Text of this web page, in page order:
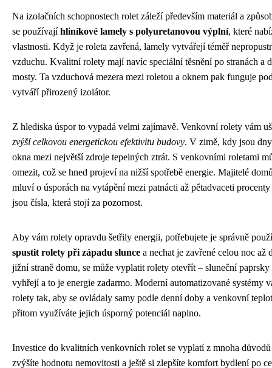
Na izolačních schopnostech rolet záleží především materiál a
se používajíhliníkové lamely s polyuretanovou výplní, které
vlastnosti. Když je roleta zavřená, lamely vytvářejí téměř
vzduchu. Kvalitní rolety mají navíc speciální těsnění po stranách a
mosty. Ta vzduchová mezera mezi roletou a oknem pak funguje
vytváří přirozený izolátor.
Z hlediska úspor to vypadá velmi zajímavě. Venkovní rolety vám
zvýší celkovou energetickou efektivitu budovy. V zimě, kdy jsou
okna mezi největší zdroje tepelných ztrát. S venkovními roletami
omezit, což se hned projeví na nižší spotřebě energie. Majitelé
mluví o úsporách na vytápění mezi patnácti až pětadvaceti
jsou čísla, která stojí za pozornost.
Aby vám rolety opravdu šetřily energii, potřebujete je správně
spustit rolety při západu slunce a nechat je zavřené celou noc až
jižní straně domu, se může vyplatit rolety otevřít – sluneční
vyhřejí a to je energie zadarmo. Moderní automatizované systémy
rolety tak, aby se ovládaly samy podle denní doby a venkovní
přitom využíváte jejich úsporný potenciál naplno.
Investice do kvalitních venkovních rolet se vyplatí z mnoha
zvýšíte hodnotu nemovitosti a ještě si zlepšíte komfort bydlení po